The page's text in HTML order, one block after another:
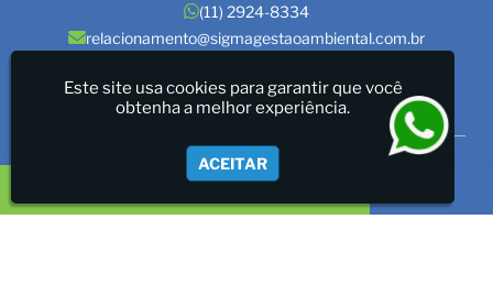
(11) 2924-8334
relacionamento@sigmagestaoambiental.com.br
Localização
São Paulo / SP
Sigma Gestão Ambiental - LICENÇAS AMBIENTAIS/GESTÃO
DE RESÍDUOS/LAUDOS
Este site usa cookies para garantir que você
obtenha a melhor experiência.
ACEITAR